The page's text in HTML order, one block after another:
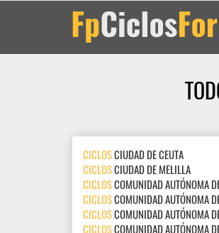
CICLOSCIUDAD DE CEUTA
CICLOSCIUDAD DE MELILLA
CICLOSCOMUNIDAD AUTÓNOMA
CICLOSCOMUNIDAD AUTÓNOMA
CICLOSCOMUNIDAD AUTÓNOMA
CICLOSCOMUNIDAD AUTÓNOMA